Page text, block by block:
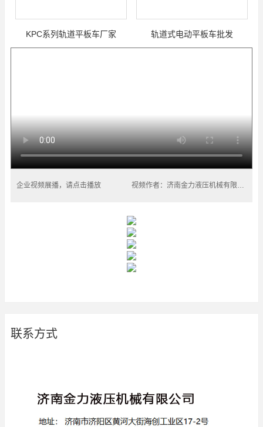
KPC系列轨道平板车厂家 轨道式电动平板车批发
企业视频展播，请点击播放
联系方式